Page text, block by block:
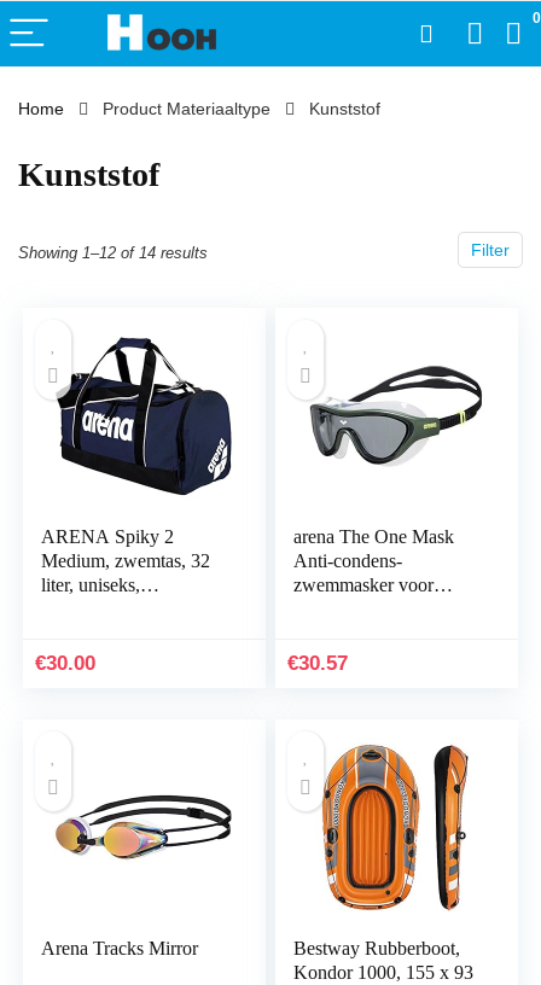
0
Home Product Materiaaltype ‎Kunststof
‎Kunststof
Filter
Showing 1–12 of 14 results
ARENA Spiky 2
Medium, zwemtas, 32
liter, uniseks,
€30.00
arena The One Mask
Anti-condens-
zwemmasker voor
glazen, uv-bescherming,
€30.57
Arena Tracks Mirror
Bestway Rubberboot,
Kondor 1000, 155 x 93